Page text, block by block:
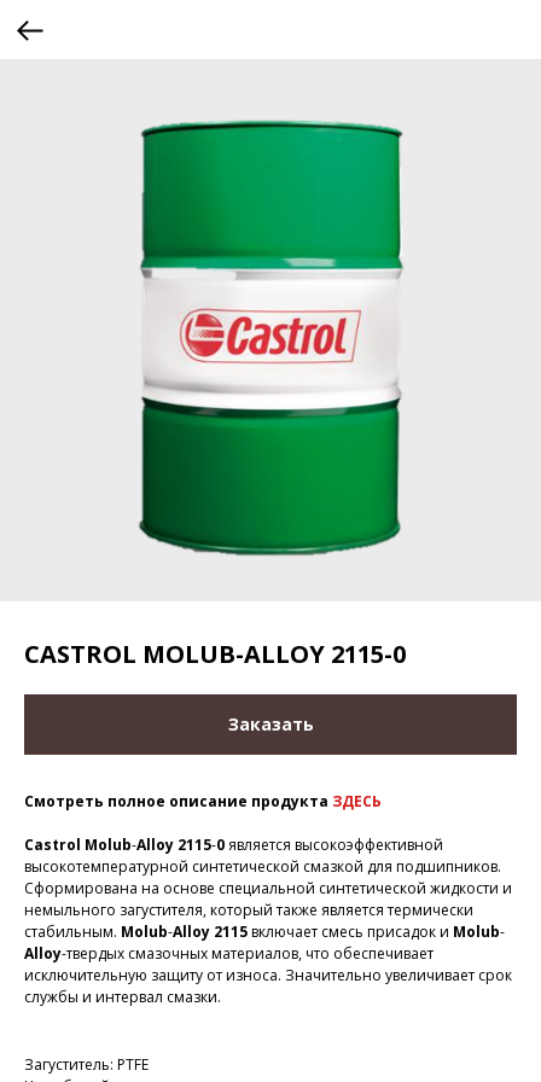
CASTROL MOLUB-ALLOY 2115-0
Заказать
Смотреть полное описание продукта ЗДЕСЬ
Castrol Molub-Alloy 2115-0является высокоэффективной
высокотемпературной синтетической смазкой для подшипников.
Сформирована на основе специальной синтетической жидкости и
немыльного загустителя, который также является термически
стабильным. Molub-Alloy 2115включает смесь присадок и Molub-
Alloy-твердых смазочных материалов, что обеспечивает
исключительную защиту от износа. Значительно увеличивает срок
службы и интервал смазки.
Загуститель: PTFE